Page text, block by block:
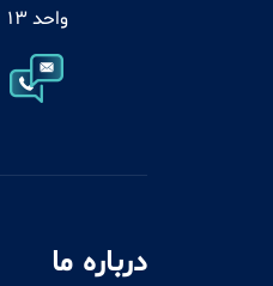
واحد 13
درباره ما